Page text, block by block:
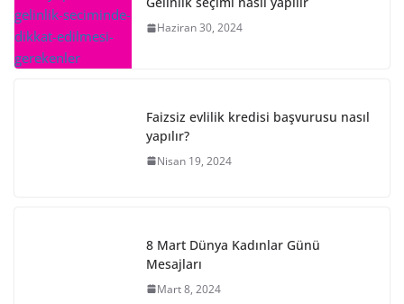
Haziran 30, 2024
Faizsiz evlilik kredisi başvurusu nasıl
yapılır?
Nisan 19, 2024
8 Mart Dünya Kadınlar Günü
Mesajları
Mart 8, 2024